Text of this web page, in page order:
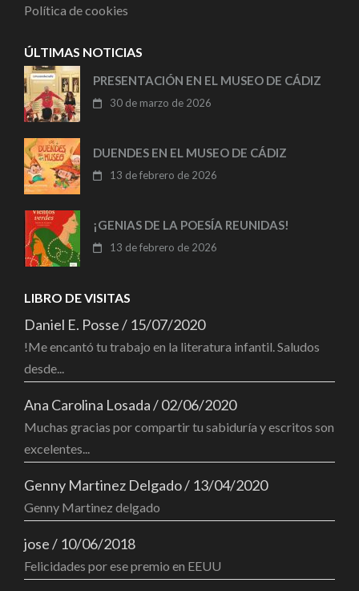
Política de cookies
ÚLTIMAS NOTICIAS
PRESENTACIÓN EN EL MUSEO DE CÁDIZ
30 de marzo de 2026
DUENDES EN EL MUSEO DE CÁDIZ
13 de febrero de 2026
¡GENIAS DE LA POESÍA REUNIDAS!
13 de febrero de 2026
LIBRO DE VISITAS
Daniel E. Posse/ 15/07/2020
!Me encantó tu trabajo en la literatura infantil. Saludos
desde...
Ana Carolina Losada/02/06/2020
Muchas gracias por compartir tu sabiduría y escritos son
excelentes...
Genny Martinez Delgado/ 13/04/2020
Genny Martinez delgado
jose/ 10/06/2018
Felicidades por ese premio en EEUU